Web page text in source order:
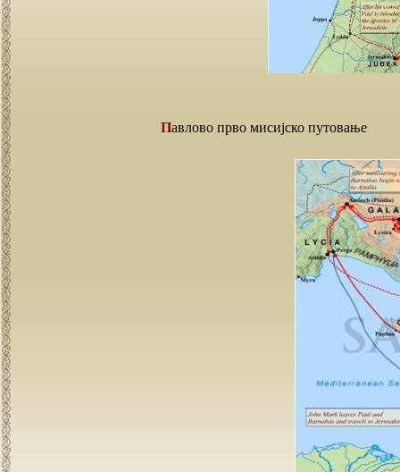
Павлово прво мисијско путовање